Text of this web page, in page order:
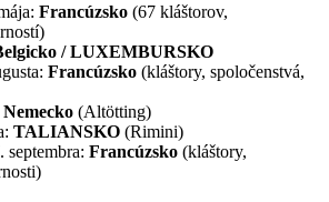
Francúzsko (67 kláštorov,
/ LUXEMBURSKO
Francúzsko (kláštory, spoločenstvá,
Nemecko (Altötting)
TALIANSKO (Rimini)
septembra: Francúzsko (kláštory,